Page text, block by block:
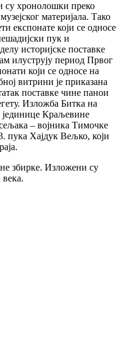
су хронолошки преко
материјала. Тако
експонате који се односе
пук и
историјске поставке
илуструју период Првог
који се односе на
витрини је приказана
поставке чине панои
Изложба Битка на
јединице Краљевине
– војника Тимочке
пука Хајдук Вељко, који
збирке. Изложени су